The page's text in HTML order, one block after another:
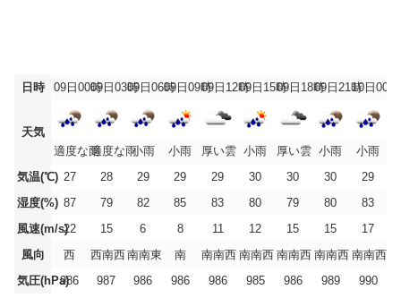
日時 09日00時09日03時09日06時09日09時09日12時09日15時09日18時09日21時10日00時
天気
適度な雨適度な雨小雨 小雨 厚い雲 小雨 厚い雲 小雨
小雨
気温(℃) 27 28 29 29 29 30 30 30
29
湿度(%) 87 79 82 85 83 80 79 80
83
風速(m/s)22 15 6 8 11 12 15 15
17
風向
西 西南西南南東 南 南南西 南南西 南南西 南南西 南南西
気圧(hPa)986 987 986 986 986 985 986 989 990